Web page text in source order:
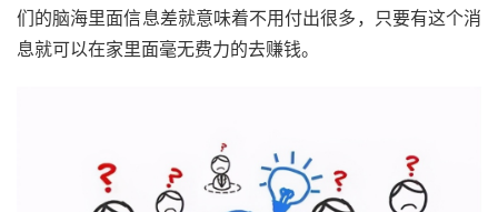
们的脑海里面信息差就意味着不用付出很多，只要有这个消
息就可以在家里面毫无费力的去赚钱。